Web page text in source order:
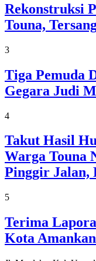
Rekonstruksi
Touna,
3
Tiga Pemuda
Gegara Judi
4
Takut Hasil
Warga Touna
Pinggir Jalan,
5
Terima
Kota